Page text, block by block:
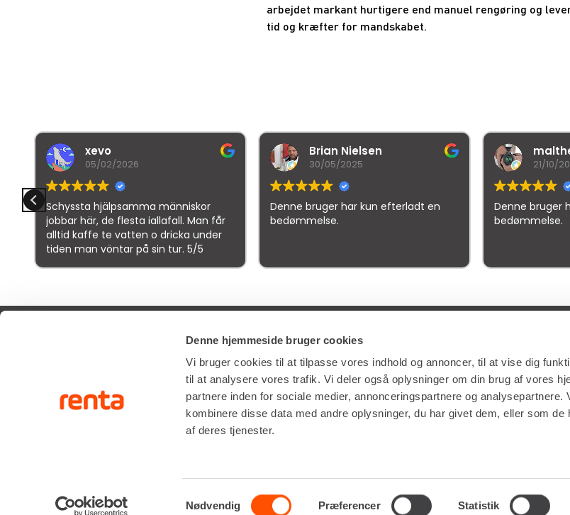
Denne hjemmeside bruger cookies
Vi bruger cookies til at tilpasse vores indhold og annoncer, til at vise dig
til at analysere vores trafik. Vi deler også oplysninger om din brug af vores
partnere inden for sociale medier, annonceringspartnere og analysepartnere.
kombinere disse data med andre oplysninger, du har givet dem, eller som de
af deres tjenester.
Samtykkevalg
Nødvendig Præferencer Statistik
arbejdet markant hurtigere end manuel rengøring og
tid og kræfter for mandskabet.
xevo
05/02/2026
Schyssta hjälpsamma människor
jobbar här, de flesta iallafall. Man får
alltid kaffe te vatten o dricka under
tiden man vöntar på sin tur. 5/5
Brian Nielsen
30/05/2025
Denne bruger har kun efterladt en
bedømmelse.
21/10/
Denne bruger
bedømmelse.
Renta A/S
SERVICES
RÅDGIVNING
ONSITE SERVICE
LIFTOPMÅLING
GENVEJE
LÆS MERE OM RENTA EASY
LEDIGE JOBS | KARRIERE I RENTA